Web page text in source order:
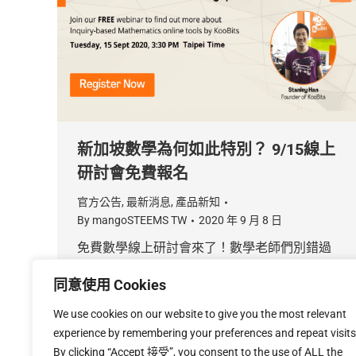
同意使用 Cookies
We use cookies on our website to give you the most relevant
experience by remembering your preferences and repeat
By clicking “Accept 接受”, you consent to the use of ALL the
新加坡數學為何如此特別？ 9/15線上
研討會免費報名
官方公告, 最新消息, 產品新知
By mangoSTEEMS TW 2020 年 9 月 8 日
免費數學線上研討會來了！數學老師們別錯過
坡數學是一種高效的教學方法，最初由新加坡教
育部開發，在新加坡教育部的數學框架下，其所
強調的重點「使用數學來解決問題」。9月15日
下午，來聽聽KooBits創辦人分享新加坡數學的